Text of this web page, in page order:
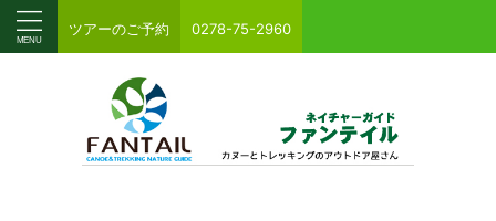
ツアーのご予約 0278-75-2960